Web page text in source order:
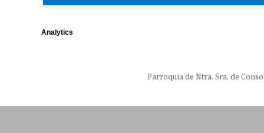
Analytics
Parroquia de Ntra. Sra. de